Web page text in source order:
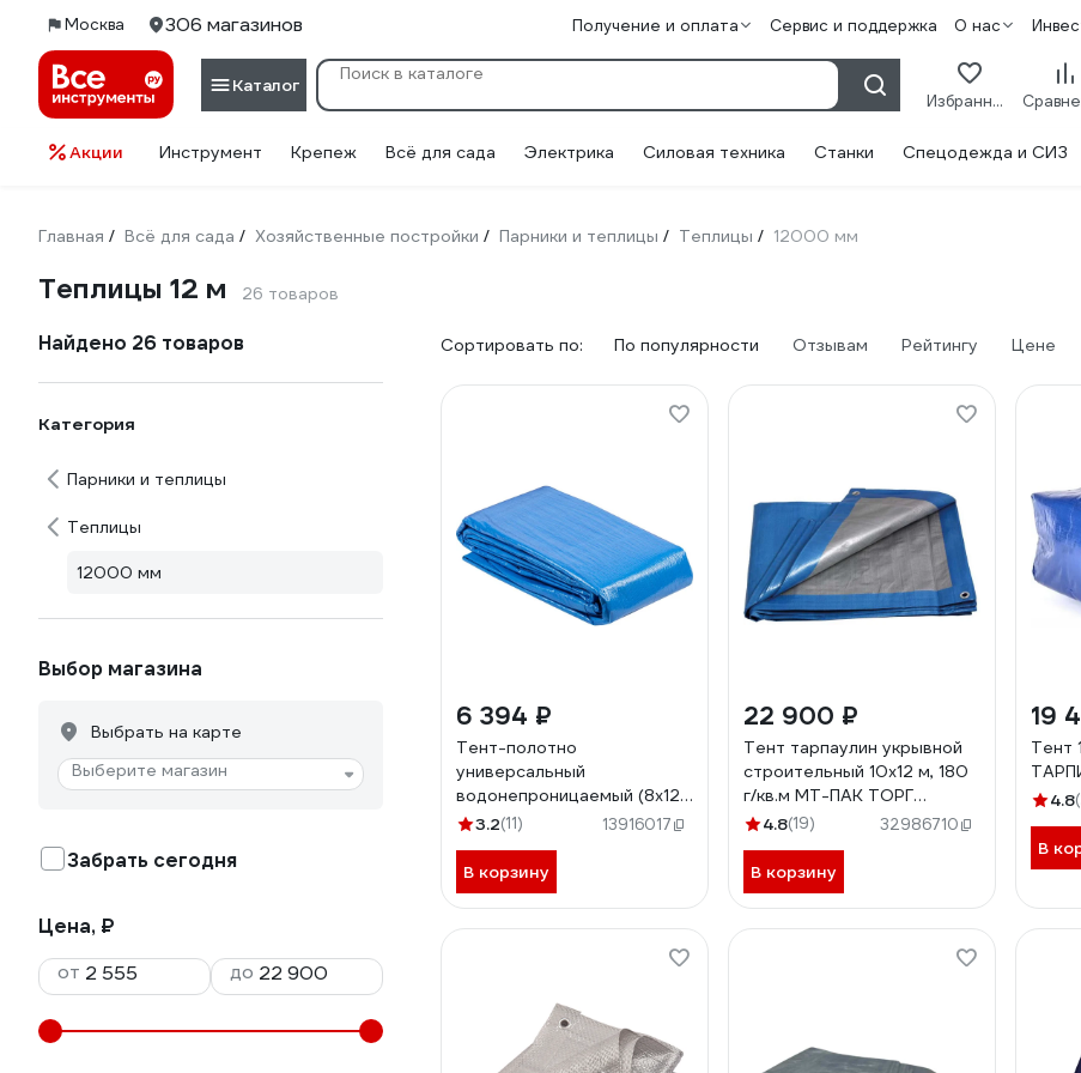
Москва 306 магазинов Получение и оплата Сервис и поддержка О нас
Каталог
Избранное
Акции Инструмент Крепеж Всё для сада Электрика Силовая техника Станки Спецодежда и СИЗ
Главная / Всё для сада / Хозяйственные постройки / Парники и теплицы / Теплицы / 12000 мм
Теплицы 12 м 26 товаров
Найдено 26 товаров
Категория
Парники и теплицы
Теплицы
12000 мм
Выбор магазина
Выбрать на карте
Выберите магазин
Забрать сегодня
Цена, ₽
от
до
Сортировать по: По популярности Отзывам Рейтингу Цене
6 394 ₽
Тент-полотно
универсальный
водонепроницаемый (8х12
м) Зубр 12550-08-12
3.2(11) 13916017
В корзину
22 900 ₽
Тент тарпаулин укрывной
строительный 10x12 м, 180
г/кв.м МТ-ПАК ТОРГ
5013040
4.8(19) 32986710
В корзину
19
Тент
4.8
В